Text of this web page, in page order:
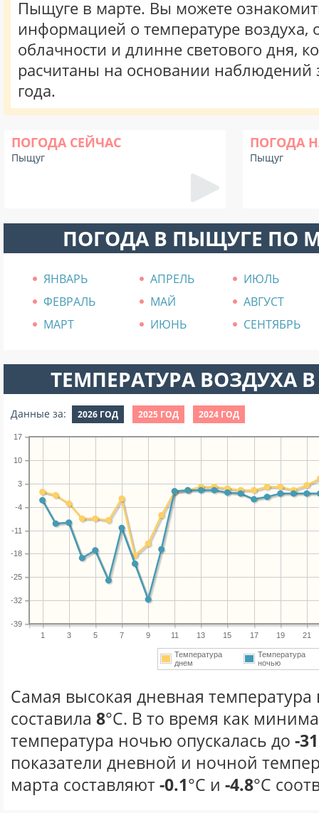
Пыщуге в марте. Вы можете
информацией о температуре воздуха,
облачности и длинне светового дня,
расчитаны на основании наблюдений
года.
ПОГОДА СЕЙЧАС
Пыщуг
ПОГОДА
Пыщуг
ПОГОДА В ПЫЩУГЕ ПО
ЯНВАРЬ АПРЕЛЬ
ИЮЛЬ
ФЕВРАЛЬ
МАЙ
АВГУСТ
МАРТ
ИЮНЬ СЕНТЯБРЬ
ТЕМПЕРАТУРА ВОЗДУХА В
Данные за: 2026 ГОД 2025 ГОД 2024 ГОД
1 3 5 7 9 11 13 15 17 19 21
-39
-32
-25
-18
-11
-4
3
10
17
Температура
днем
Температура
ночью
Самая высокая дневная температура
составила 8°С. В то время как
температура ночью опускалась до -31
показатели дневной и ночной
марта составляют-0.1°С и -4.8°С